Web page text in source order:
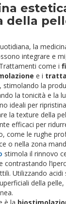
della
la
integrare e
come i
e i
la
la tonicità e la
ideali per
la texture della
efficaci per
come le rughe
o nella zona
stimola il rinnovo
contrastando
Utilizzando acidi
della